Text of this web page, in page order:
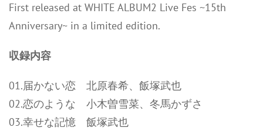
First released at WHITE ALBUM2 Live Fes ~15th
Anniversary~ in a limited edition.
収録内容
01.届かない恋 北原春希、飯塚武也
02.恋のような 小木曽雪菜、冬馬かずさ
03.幸せな記憶 飯塚武也